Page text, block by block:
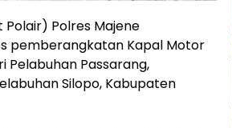
Polair) Polres Majene
pemberangkatan Kapal Motor
Pelabuhan Passarang,
Silopo, Kabupaten